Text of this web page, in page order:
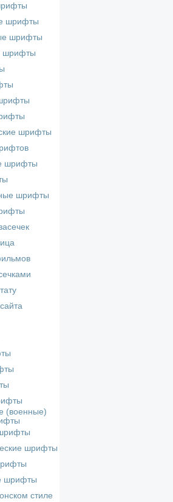
шрифты
шрифты
шрифты
шрифты
шрифты
шрифты
(военные)
шрифты
шрифты
стиле